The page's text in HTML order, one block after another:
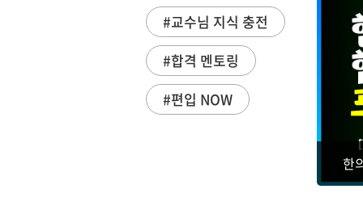
#교수님 지식 충전
#합격 멘토링
#편입 NOW
한의대 편입 합격하는 AI 프롬프트가 있다? [권지연 교수